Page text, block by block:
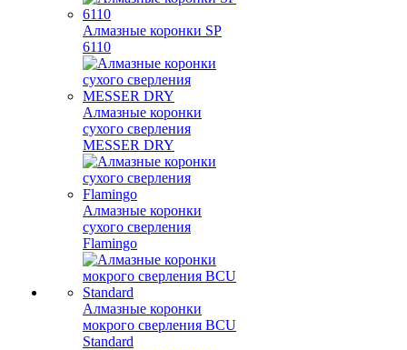
Алмазные коронки SP
6110
Алмазные коронки
сухого сверления
MESSER DRY
Алмазные коронки
сухого сверления
Flamingo
Алмазные коронки
мокрого сверления BCU
Standard